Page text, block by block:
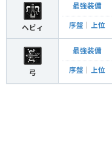
ヘビィ
最強装備
序盤 上位
弓
最強装備
序盤 上位